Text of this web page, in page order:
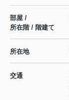
部屋 /
所在階 / 階建て
所在地
交通